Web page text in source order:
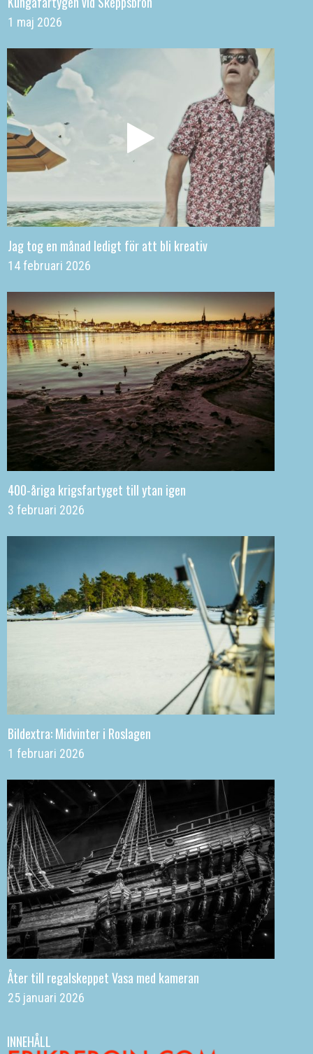
1 maj 2026
Jag tog en månad ledigt för att bli kreativ
14 februari 2026
400-åriga krigsfartyget till ytan igen
3 februari 2026
Bildextra: Midvinter i Roslagen
1 februari 2026
Åter till regalskeppet Vasa med kameran
25 januari 2026
INNEHÅLL